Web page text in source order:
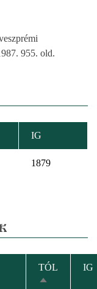
955. old.
IG
1879
TÓL
CSÖKKENŐ
IG